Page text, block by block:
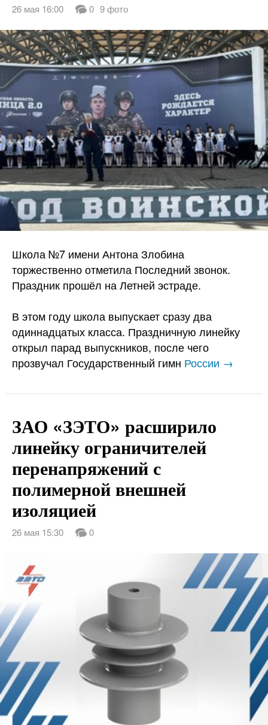
26 мая 16:00 0 9 фото
Школа №7 имени Антона Злобина
торжественно отметила Последний звонок.
Праздник прошёл на Летней эстраде.
В этом году школа выпускает сразу два
одиннадцатых класса. Праздничную линейку
открыл парад выпускников, после чего
прозвучал Государственный гимн России →
ЗАО «ЗЭТО» расширило
линейку ограничителей
перенапряжений с
полимерной внешней
изоляцией
26 мая 15:30 0